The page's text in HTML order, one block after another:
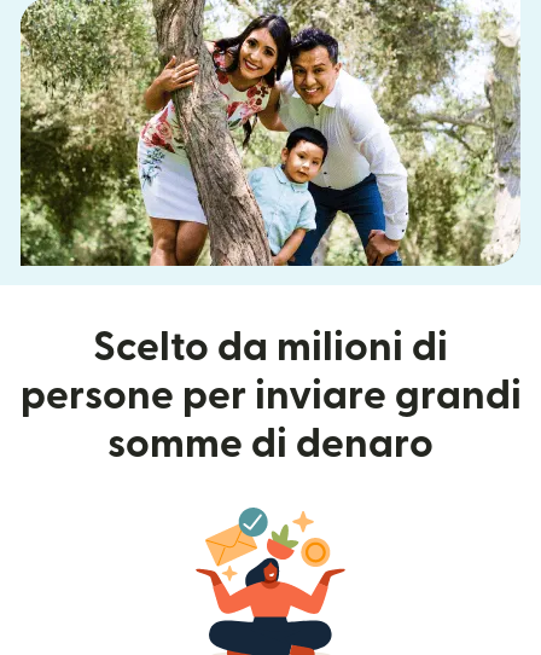
Scelto da milioni di
persone per inviare grandi
somme di denaro